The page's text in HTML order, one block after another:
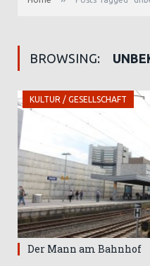
BROWSING:
KULTUR / GESELLSCHAFT
Der Mann am Bahnhof